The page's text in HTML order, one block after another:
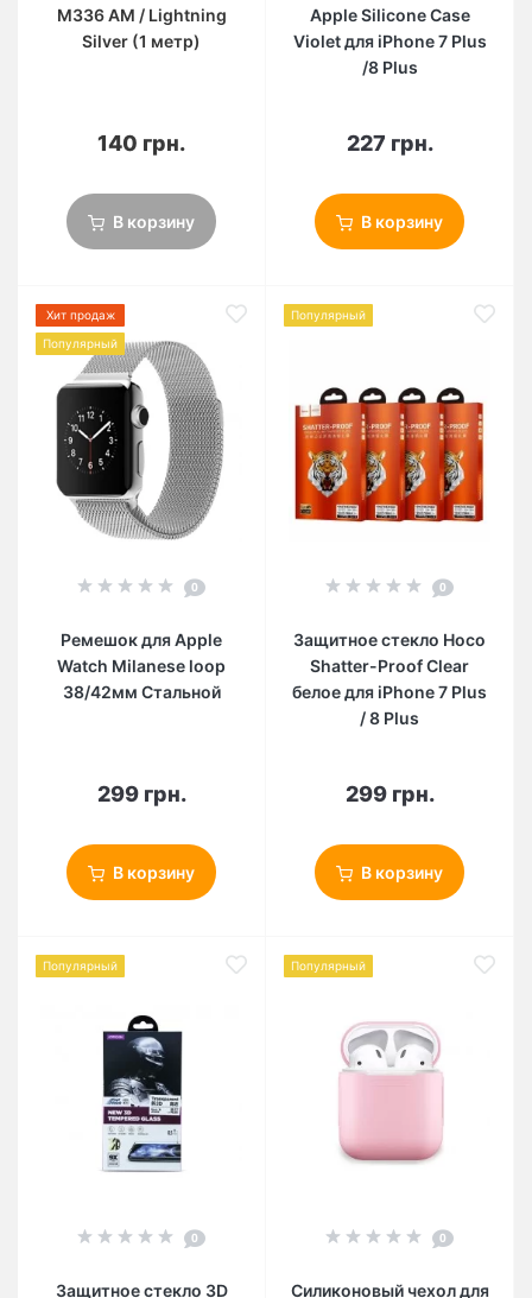
M336 AM / Lightning
Silver (1 метр)
140 грн.
В корзину
Apple Silicone Case
Violet для iPhone 7 Plus
/8 Plus
227 грн.
В корзину
Хит продаж
Популярный
0
Ремешок для Apple
Watch Milanese loop
38/42мм Стальной
299 грн.
В корзину
Популярный
0
Защитное стекло Hoco
Shatter-Proof Clear
белое для iPhone 7 Plus
/ 8 Plus
299 грн.
В корзину
Популярный
0
Защитное стекло 3D
Популярный
0
Силиконовый чехол для